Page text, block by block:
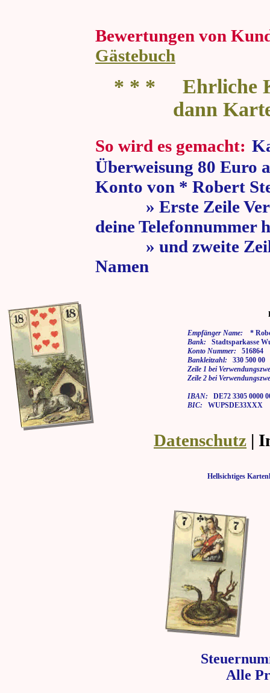
Bewertungen von
Gästebuch
* * * Ehrliche
dann
So wird es gemacht:
Überweisung 80 Euro
Konto von * Robert
» Erste Zeile
deine Telefonnummer
» und zweite Zeile
Namen
Empfänger Name: *
Bank: Stadtsparkasse
Konto Nummer: 516864
Bankleitzahl: 330 500 00
Zeile 1 bei
Zeile 2 bei
IBAN: DE72 3305 0000
BIC: WUPSDE33XXX
Datenschutz |
Hellsichtiges
Alle